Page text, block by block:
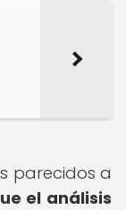
parecidos a
el análisis